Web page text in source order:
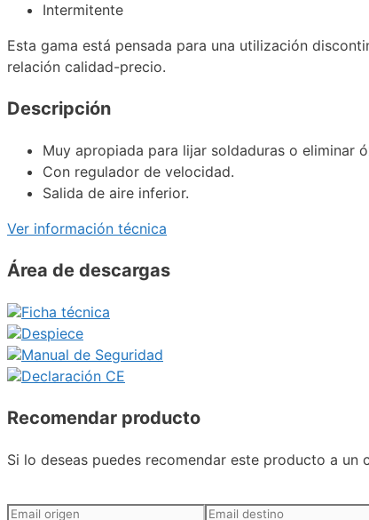
Intermitente
Esta gama está pensada para una utilización
relación calidad-precio.
Descripción
Muy apropiada para lijar soldaduras o eliminar
Con regulador de velocidad.
Salida de aire inferior.
Ver información técnica
Área de descargas
Ficha técnica
Despiece
Manual de Seguridad
Declaración CE
Recomendar producto
Si lo deseas puedes recomendar este producto a